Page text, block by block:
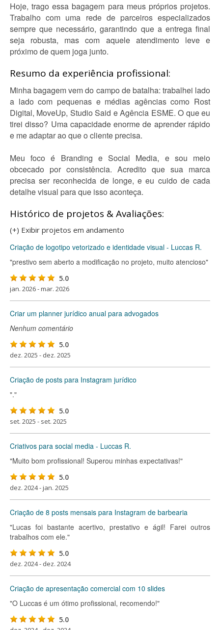
Hoje, trago essa bagagem para meus próprios projetos.
Trabalho com uma rede de parceiros especializados
sempre que necessário, garantindo que a entrega final
seja robusta, mas com aquele atendimento leve e
próximo de quem joga junto.
Resumo da experiência profissional:
Minha bagagem vem do campo de batalha: trabalhei lado
a lado com pequenas e médias agências como Rost
Digital, MoveUp, Studio Said e Agência ESME. O que eu
tirei disso? Uma capacidade enorme de aprender rápido
e me adaptar ao que o cliente precisa.
Meu foco é Branding e Social Media, e sou meio
obcecado por consistência. Acredito que sua marca
precisa ser reconhecida de longe, e eu cuido de cada
detalhe visual para que isso aconteça.
Histórico de projetos & Avaliações:
(+) Exibir projetos em andamento
Criação de logotipo vetorizado e identidade visual - Luccas R.
"prestivo sem aberto a modificação no projeto, muito atencioso"
5.0
jan. 2026 - mar. 2026
Criar um planner jurídico anual para advogados
Nenhum comentário
5.0
dez. 2025 - dez. 2025
Criação de posts para Instagram jurídico
"."
5.0
set. 2025 - set. 2025
Criativos para social media - Luccas R.
"Muito bom profissional! Superou minhas expectativas!"
5.0
dez. 2024 - jan. 2025
Criação de 8 posts mensais para Instagram de barbearia
"Lucas foi bastante acertivo, prestativo e ágil! Farei outros
trabalhos com ele."
5.0
dez. 2024 - dez. 2024
Criação de apresentação comercial com 10 slides
"O Luccas é um ótimo profissional, recomendo!"
5.0